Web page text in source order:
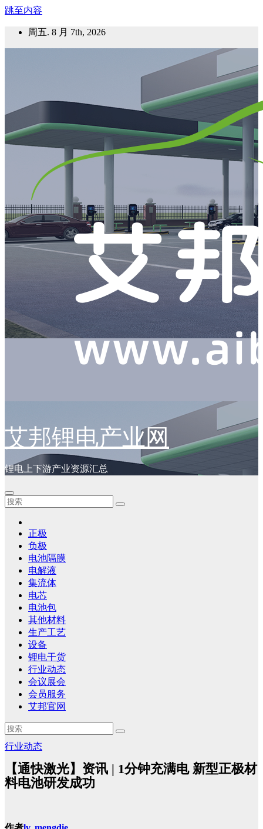
跳至内容
周五. 8 月 7th, 2026
艾邦锂电产业网
锂电上下游产业资源汇总
正极
负极
电池隔膜
电解液
集流体
电芯
电池包
其他材料
生产工艺
设备
锂电干货
行业动态
会议展会
会员服务
艾邦官网
行业动态
【通快激光】资讯 | 1分钟充满电 新型正极材
料电池研发成功